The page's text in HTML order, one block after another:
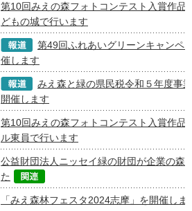
第10回みえの森フォトコンテスト入賞作品
どもの城で行います
第49回ふれあいグリーンキャンペ
催します
みえ森と緑の県民税令和５年度事
開催します
第10回みえの森フォトコンテスト入賞作品
ル東員で行います
公益財団法人ニッセイ緑の財団が企業の森
た
「みえ森林フェスタ2024志摩」を開催しま